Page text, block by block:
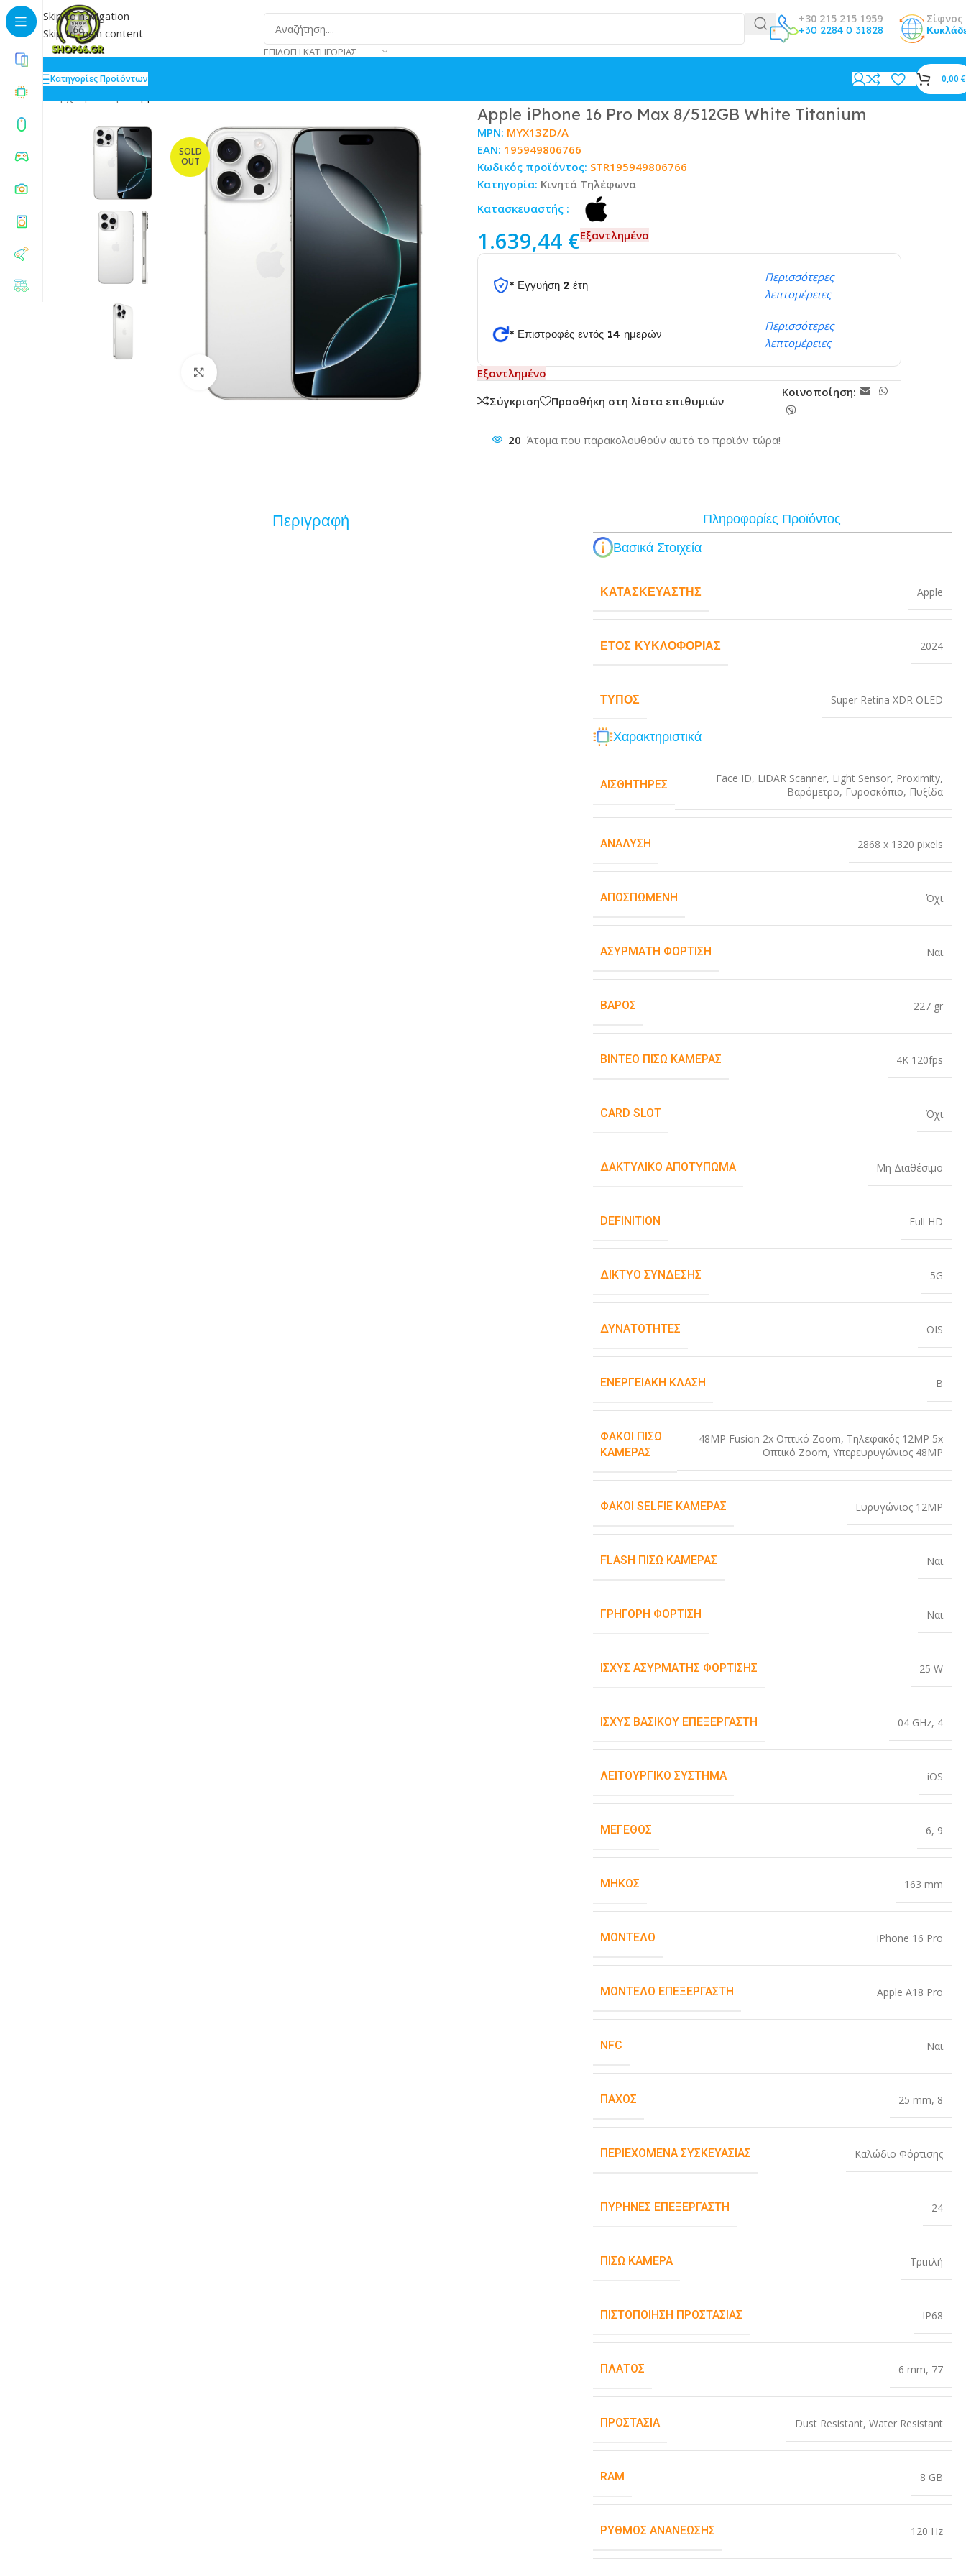
Skip to navigation
Skip to main content
ΕΠΙΛΟΓΉ ΚΑΤΗΓΟΡΊΑΣ
+30 215 215 1959
+30 2284 0 31828
Σίφνος
Κατηγορίες Προϊόντων 0,00 €
SOLD
OUT
Κάντε κλικ για μεγέθυνση
Apple iPhone 16 Pro Max 8/512GB White Titanium
Κατασκευαστής :
MPN: MYX13ZD/A
EAN: 195949806766
Κωδικός προϊόντος: STR195949806766
Κατηγορία: Κινητά Τηλέφωνα
1.639,44 €Εξαντλημένο
* Εγγυήση 2 έτη
Περισσότερες
λεπτομέρειες
* Επιστροφές εντός 14 ημερών
Περισσότερες
λεπτομέρειες
Εξαντλημένο
Σύγκριση
Προσθήκη στη λίστα επιθυμιών
Κοινοποίηση:
20 Άτομα που παρακολουθούν αυτό το προϊόν τώρα!
Περιγραφή
Πληροφορίες Προϊόντος
Βασικά Στοιχεία
ΚΑΤΑΣΚΕΥΑΣΤΉΣ Apple
ΈΤΟΣ ΚΥΚΛΟΦΟΡΊΑΣ 2024
ΤΎΠΟΣ Super Retina XDR OLED
Χαρακτηριστικά
ΑΙΣΘΗΤΉΡΕΣ Face ID, LiDAR Scanner, Light Sensor, Proximity,
Βαρόμετρο, Γυροσκόπιο, Πυξίδα
ΑΝΆΛΥΣΗ 2868 x 1320 pixels
ΑΠΟΣΠΏΜΕΝΗ Όχι
ΑΣΎΡΜΑΤΗ ΦΌΡΤΙΣΗ Ναι
ΒΆΡΟΣ 227 gr
ΒΊΝΤΕΟ ΠΊΣΩ ΚΆΜΕΡΑΣ 4K 120fps
CARD SLOT Όχι
ΔΑΚΤΥΛΙΚΌ ΑΠΟΤΎΠΩΜΑ Μη Διαθέσιμο
DEFINITION Full HD
ΔΊΚΤΥΟ ΣΎΝΔΕΣΗΣ 5G
ΔΥΝΑΤΌΤΗΤΕΣ OIS
ΕΝΕΡΓΕΙΑΚΉ ΚΛΆΣΗ B
ΦΑΚΟΊ ΠΊΣΩ
ΚΆΜΕΡΑΣ
48MP Fusion 2x Οπτικό Zoom, Τηλεφακός 12MP 5x
Οπτικό Zoom, Υπερευρυγώνιος 48MP
ΦΑΚΟΊ SELFIE ΚΆΜΕΡΑΣ Ευρυγώνιος 12MP
FLASH ΠΊΣΩ ΚΆΜΕΡΑΣ Ναι
ΓΡΉΓΟΡΗ ΦΌΡΤΙΣΗ Ναι
ΙΣΧΎΣ ΑΣΎΡΜΑΤΗΣ ΦΌΡΤΙΣΗΣ 25 W
ΙΣΧΎΣ ΒΑΣΙΚΟΎ ΕΠΕΞΕΡΓΑΣΤΉ 04 GHz, 4
ΛΕΙΤΟΥΡΓΙΚΌ ΣΎΣΤΗΜΑ iOS
ΜΈΓΕΘΟΣ 6, 9
ΜΉΚΟΣ 163 mm
ΜΟΝΤΈΛΟ iPhone 16 Pro
ΜΟΝΤΈΛΟ ΕΠΕΞΕΡΓΑΣΤΉ Apple A18 Pro
NFC Ναι
ΠΆΧΟΣ 25 mm, 8
ΠΕΡΙΕΧΌΜΕΝΑ ΣΥΣΚΕΥΑΣΊΑΣ Καλώδιο Φόρτισης
ΠΥΡΉΝΕΣ ΕΠΕΞΕΡΓΑΣΤΉ 24
ΠΊΣΩ ΚΆΜΕΡΑ Τριπλή
ΠΙΣΤΟΠΟΊΗΣΗ ΠΡΟΣΤΑΣΊΑΣ IP68
ΠΛΆΤΟΣ 6 mm, 77
ΠΡΟΣΤΑΣΊΑ Dust Resistant, Water Resistant
RAM 8 GB
ΡΥΘΜΌΣ ΑΝΑΝΈΩΣΗΣ 120 Hz